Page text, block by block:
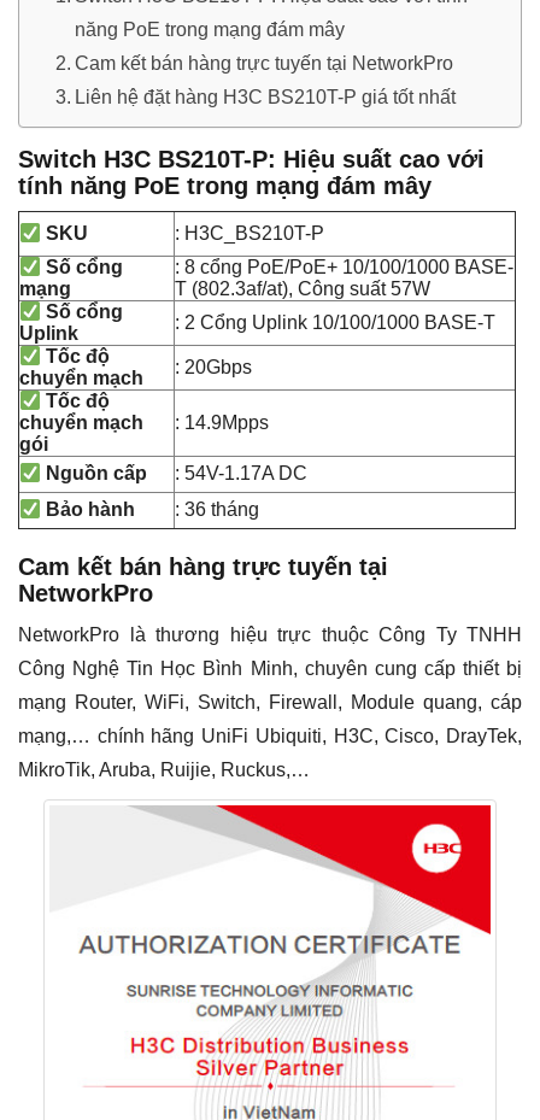
năng PoE trong mạng đám mây
Cam kết bán hàng trực tuyến tại NetworkPro
Liên hệ đặt hàng H3C BS210T-P giá tốt nhất
Switch H3C BS210T-P: Hiệu suất cao với
tính năng PoE trong mạng đám mây
SKU
: H3C_BS210T-P
Số cổng
mạng
: 8 cổng PoE/PoE+ 10/100/1000 BASE-
T (802.3af/at), Công suất 57W
Số cổng
Uplink
: 2 Cổng Uplink 10/100/1000 BASE-T
Tốc độ
chuyển mạch
: 20Gbps
Tốc độ
chuyển mạch
gói
: 14.9Mpps
Nguồn cấp
: 54V-1.17A DC
Bảo hành
: 36 tháng
Cam kết bán hàng trực tuyến tại
NetworkPro
NetworkPro là thương hiệu trực thuộc Công Ty TNHH
Công Nghệ Tin Học Bình Minh, chuyên cung cấp thiết bị
mạng Router, WiFi, Switch, Firewall, Module quang, cáp
mạng,… chính hãng UniFi Ubiquiti, H3C, Cisco, DrayTek,
MikroTik, Aruba, Ruijie, Ruckus,…